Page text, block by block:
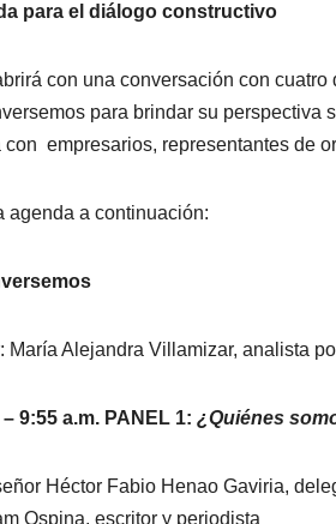
para el diálogo constructivo
con una conversación con
para brindar su perspectiva
con empresarios, representantes de
agenda a continuación:
María Alejandra Villamizar, analista
9:55 a.m. PANEL 1: ¿Quiénes
Héctor Fabio Henao Gaviria,
Ospina, escritor y periodista